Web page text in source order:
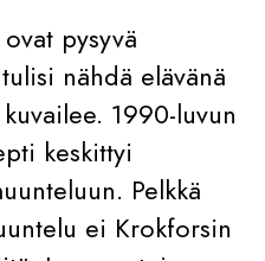
pysyvä
nähdä elävänä
1990-luvun
keskittyi
Pelkkä
ei Krokforsin